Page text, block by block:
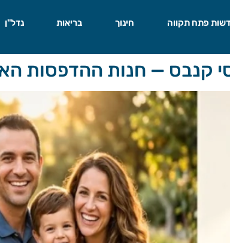
פתח תקווה חינוך בריאות נדל"ן
קנבס — חנות ההדפסות